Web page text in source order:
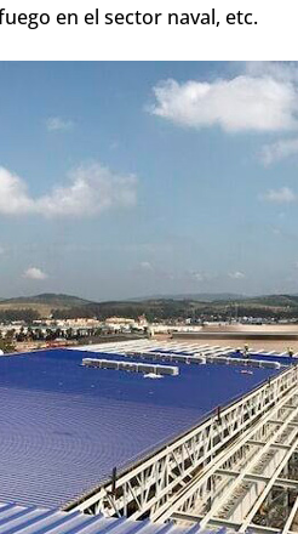
en el sector naval, etc.